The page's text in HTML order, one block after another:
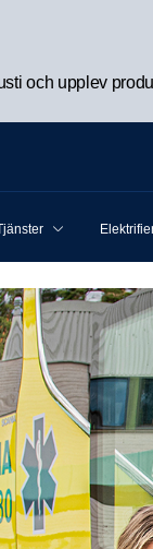
och upplev